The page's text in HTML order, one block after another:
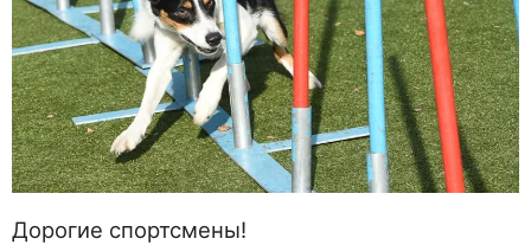
Дорогие спортсмены!